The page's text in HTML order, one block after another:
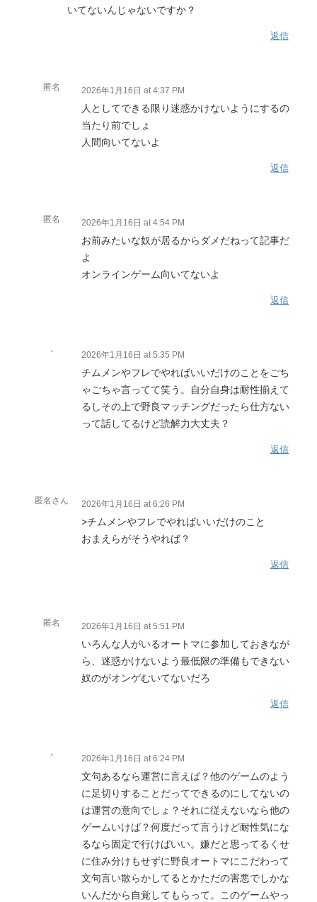
いてないんじゃないですか？
返信
匿名 2026年1月16日 at 4:37 PM
人としてできる限り迷惑かけないようにするの
当たり前でしょ
人間向いてないよ
返信
匿名 2026年1月16日 at 4:54 PM
お前みたいな奴が居るからダメだねって記事だ
よ
オンラインゲーム向いてないよ
返信
・ 2026年1月16日 at 5:35 PM
チムメンやフレでやればいいだけのことをごち
ゃごちゃ言ってて笑う。自分自身は耐性揃えて
るしその上で野良マッチングだったら仕方ない
って話してるけど読解力大丈夫？
返信
匿名さん 2026年1月16日 at 6:26 PM
>チムメンやフレでやればいいだけのこと
おまえらがそうやれば？
返信
匿名 2026年1月16日 at 5:51 PM
いろんな人がいるオートマに参加しておきなが
ら、迷惑かけないよう最低限の準備もできない
奴のがオンゲむいてないだろ
返信
・ 2026年1月16日 at 6:24 PM
文句あるなら運営に言えば？他のゲームのよう
に足切りすることだってできるのにしてないの
は運営の意向でしょ？それに従えないなら他の
ゲームいけば？何度だって言うけど耐性気にな
るなら固定で行けばいい。嫌だと思ってるくせ
に住み分けもせずに野良オートマにこだわって
文句言い散らかしてるとかただの害悪でしかな
いんだから自覚してもらって。このゲームやっ